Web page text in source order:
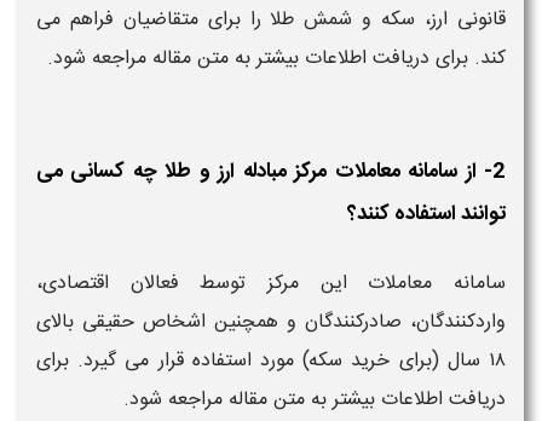
قانونی ارز، سکه و شمش طلا را برای متقاضیان فراهم می‌
کند. برای دریافت اطلاعات بیشتر به متن مقاله مراجعه شود.
2- از سامانه معاملات مرکز مبادله ارز و طلا چه کسانی می‌
توانند استفاده کنند؟
سامانه معاملات این مرکز توسط فعالان اقتصادی،
واردکنندگان، صادرکنندگان و همچنین اشخاص حقیقی بالای
۱۸ سال (برای خرید سکه) مورد استفاده قرار می‌ گیرد. برای
دریافت اطلاعات بیشتر به متن مقاله مراجعه شود.